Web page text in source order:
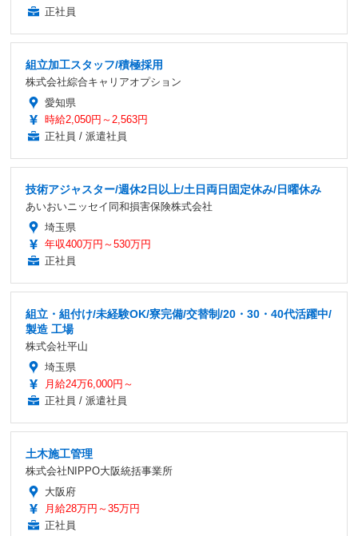
正社員
組立加工スタッフ/積極採用
株式会社綜合キャリアオプション
愛知県
時給2,050円～2,563円
正社員 / 派遣社員
技術アジャスター/週休2日以上/土日両日固定休み/日曜休み
あいおいニッセイ同和損害保険株式会社
埼玉県
年収400万円～530万円
正社員
組立・組付け/未経験OK/寮完備/交替制/20・30・40代活躍中/
製造 工場
株式会社平山
埼玉県
月給24万6,000円～
正社員 / 派遣社員
土木施工管理
株式会社NIPPO大阪統括事業所
大阪府
月給28万円～35万円
正社員